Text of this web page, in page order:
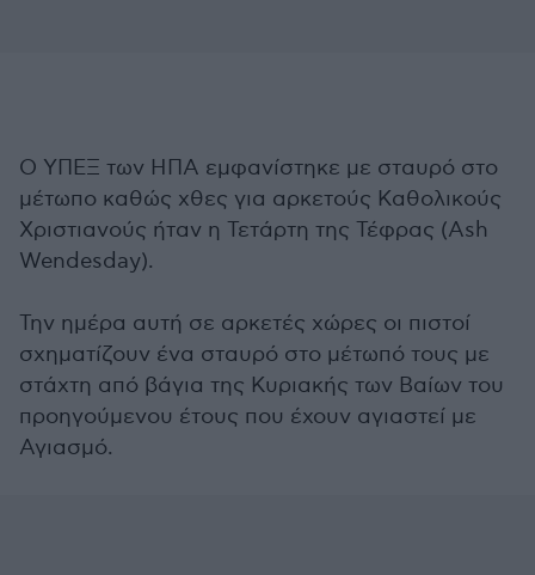
Ο ΥΠΕΞ των ΗΠΑ εμφανίστηκε με σταυρό στο
μέτωπο καθώς χθες για αρκετούς Καθολικούς
Χριστιανούς ήταν η Τετάρτη της Τέφρας (Ash
Wendesday).
Την ημέρα αυτή σε αρκετές χώρες οι πιστοί
σχηματίζουν ένα σταυρό στο μέτωπό τους με
στάχτη από βάγια της Κυριακής των Βαίων του
προηγούμενου έτους που έχουν αγιαστεί με
Αγιασμό.